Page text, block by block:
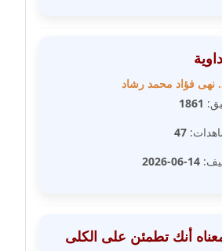
الحميد ابراهيم
الرحمن محمد
الوهاب بدر
نهى فؤاد محمد رشاد
1861
47
14-06-2026
أنك تطمئن على الكلى